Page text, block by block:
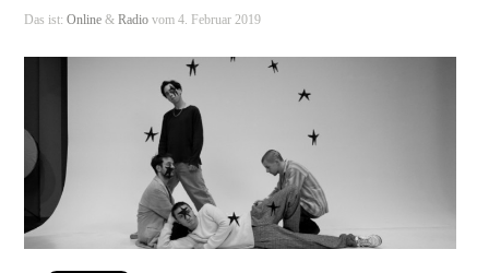
Das ist: Online& Radiovom 4. Februar 2019